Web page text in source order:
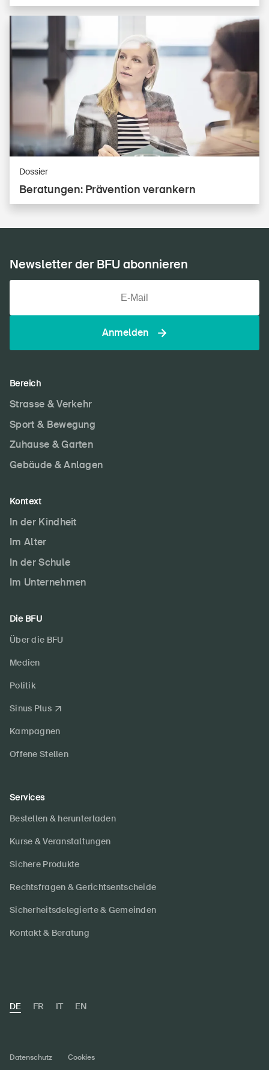
Dossier
Beratungen: Prävention verankern
Newsletter der BFU abonnieren
Anmelden
Bereich
Strasse & Verkehr
Sport & Bewegung
Zuhause & Garten
Gebäude & Anlagen
Kontext
In der Kindheit
Im Alter
In der Schule
Im Unternehmen
Die BFU
Über die BFU
Medien
Politik
Sinus Plus
Kampagnen
Offene Stellen
Services
Bestellen & herunterladen
Kurse & Veranstaltungen
Sichere Produkte
Rechtsfragen & Gerichtsentscheide
Sicherheitsdelegierte & Gemeinden
Kontakt & Beratung
DE FR IT EN
Datenschutz
Cookies